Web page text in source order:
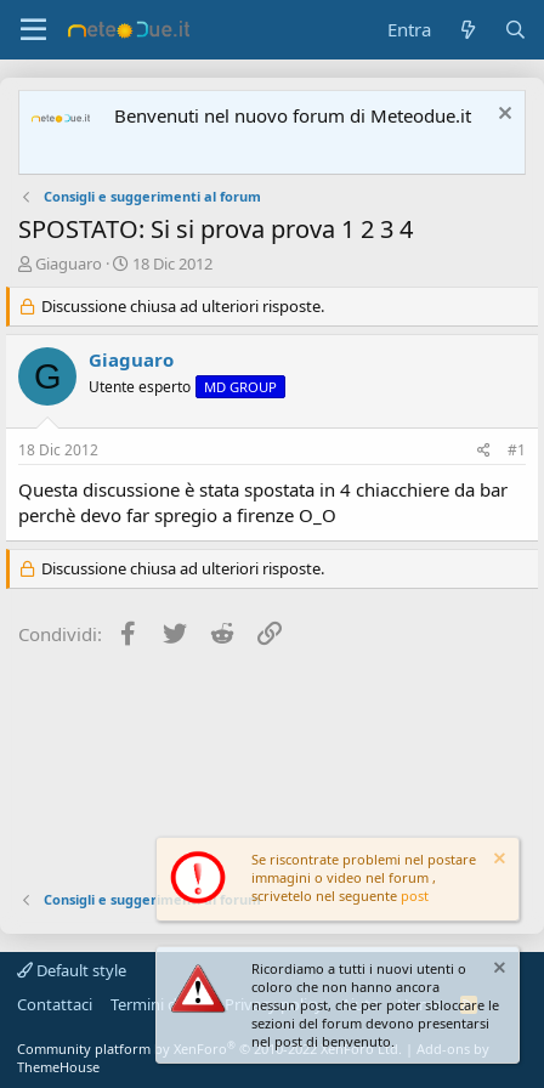
Entra
Benvenuti nel nuovo forum di Meteodue.it
Consigli e suggerimenti al forum
SPOSTATO: Si si prova prova 1 2 3 4
A
t
o
r
e
d
c
s
s
i
o
n
Giaguaro
D
t
a
'
i
o
18 Dic 2012
Discussione chiusa ad ulteriori risposte.
G Giaguaro
Utente esperto MD GROUP
18 Dic 2012 #1
Questa discussione è stata spostata in 4 chiacchiere da bar
perchè devo far spregio a firenze O_O
Discussione chiusa ad ulteriori risposte.
Condividi: Facebook
Twitter Reddit
Consigli e suggerimenti al forum
Default style
Contattaci
Termini d'uso Privacy policy Aiuto Home
R
S
Community platform by XenForo® © 2010-2022 XenForo Ltd.
Add-ons by
ThemeHouse
Se riscontrate problemi nel postare
immagini o video nel forum ,
scrivetelo nel seguente post
Ricordiamo a tutti i nuovi utenti o
coloro che non hanno ancora
nessun post, che per poter sbloccare le
sezioni del forum devono presentarsi
nel post di benvenuto.